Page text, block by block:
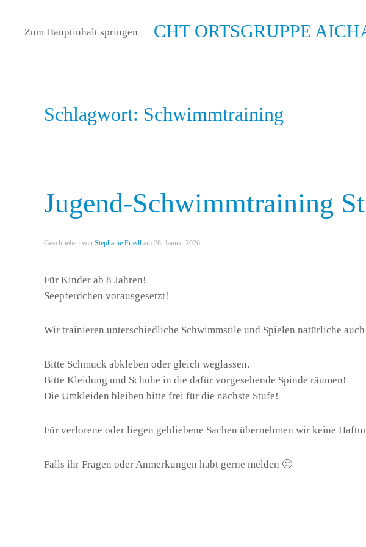
Zum Hauptinhalt springen
Schlagwort: Schwimmtraining
Jugend-Schwimmtraining
Geschrieben von Stephanie Friedl am 28. Januar 2026.
Für Kinder ab 8 Jahren!
Seepferdchen vorausgesetzt!
Wir trainieren unterschiedliche Schwimmstile und Spielen natürliche auch
Bitte Schmuck abkleben oder gleich weglassen.
Bitte Kleidung und Schuhe in die dafür vorgesehende Spinde räumen!
Die Umkleiden bleiben bitte frei für die nächste Stufe!
Für verlorene oder liegen gebliebene Sachen übernehmen wir keine
Falls ihr Fragen oder Anmerkungen habt gerne melden 🙂